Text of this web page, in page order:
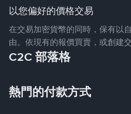
以您偏好的價格交易
在交易加密貨幣的同時，保有以
由。依現有的報價買賣，或創建
C2C 部落格
熱門的付款方式